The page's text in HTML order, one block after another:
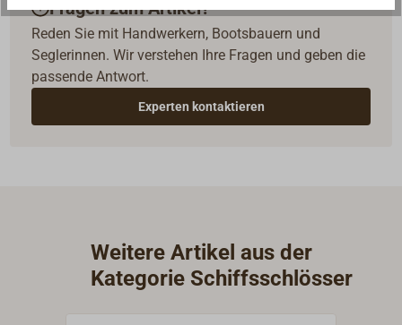
Fragen zum Artikel?
Reden Sie mit Handwerkern, Bootsbauern und
Seglerinnen. Wir verstehen Ihre Fragen und geben die
passende Antwort.
Experten kontaktieren
Weitere Artikel aus der
Kategorie Schiffsschlösser